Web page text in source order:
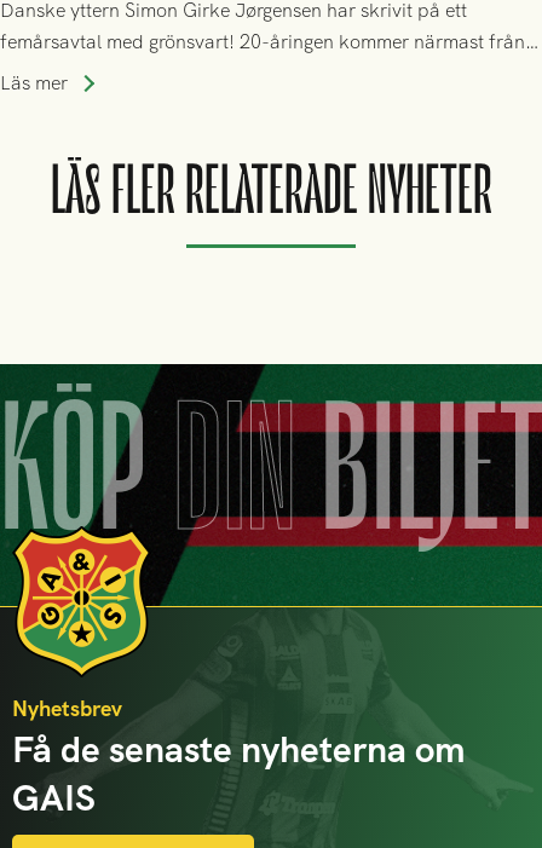
Danske yttern Simon Girke Jørgensen har skrivit på ett
femårsavtal med grönsvart! 20-åringen kommer närmast från
spel i färöiska Skála IF.
Läs mer
LÄS FLER RELATERADE NYHETER
KÖPDIN
Nyhetsbrev
Få de senaste nyheterna om
GAIS